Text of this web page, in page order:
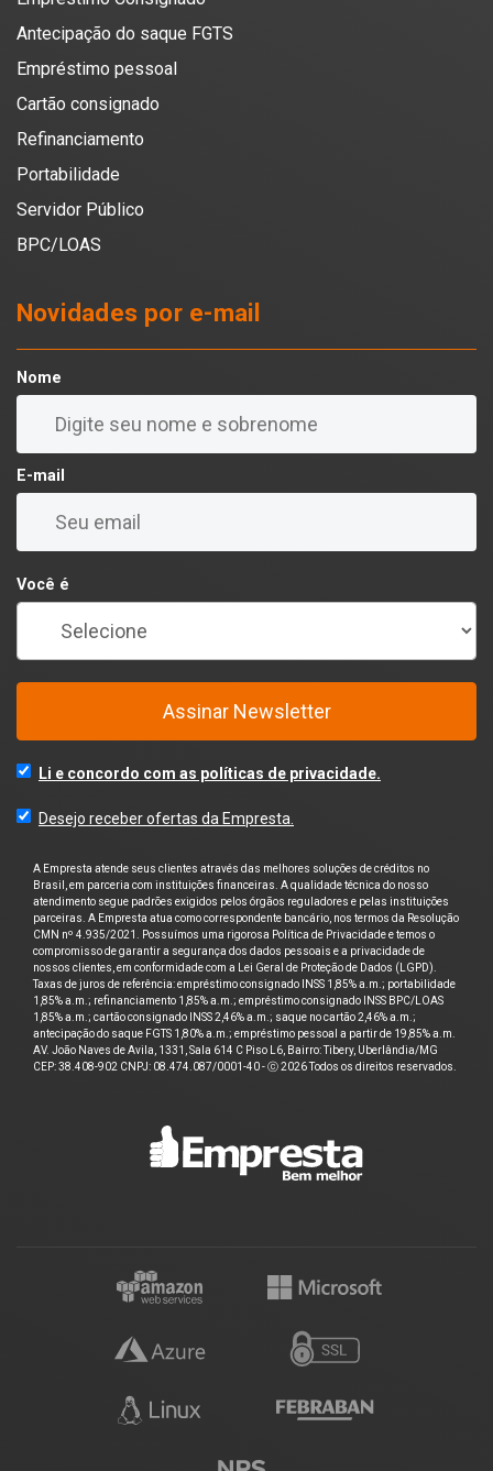
Antecipação do saque FGTS
Empréstimo pessoal
Cartão consignado
Refinanciamento
Portabilidade
Servidor Público
BPC/LOAS
Novidades por e-mail
Nome
E-mail
Você é
Assinar Newsletter
Li e concordo com as políticas de privacidade.
Desejo receber ofertas da Empresta.
A Empresta atende seus clientes através das melhores soluções de créditos no
Brasil, em parceria com instituições financeiras. A qualidade técnica do nosso
atendimento segue padrões exigidos pelos órgãos reguladores e pelas instituições
parceiras. A Empresta atua como correspondente bancário, nos termos da Resolução
CMN nº 4.935/2021. Possuímos uma rigorosa Política de Privacidade e temos o
compromisso de garantir a segurança dos dados pessoais e a privacidade de
nossos clientes, em conformidade com a Lei Geral de Proteção de Dados (LGPD).
Taxas de juros de referência: empréstimo consignado INSS 1,85% a.m.; portabilidade
1,85% a.m.; refinanciamento 1,85% a.m.; empréstimo consignado INSS BPC/LOAS
1,85% a.m.; cartão consignado INSS 2,46% a.m.; saque no cartão 2,46% a.m.;
antecipação do saque FGTS 1,80% a.m.; empréstimo pessoal a partir de 19,85% a.m.
AV. João Naves de Avila, 1331, Sala 614 C Piso L6, Bairro: Tibery, Uberlândia/MG
CEP: 38.408-902 CNPJ: 08.474.087/0001-40 - ⓒ 2026 Todos os direitos reservados.